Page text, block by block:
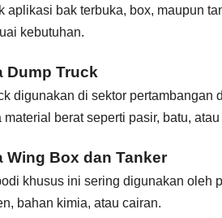
aplikasi bak terbuka, box, maupun
kebutuhan.
Dump Truck
digunakan di sektor pertambangan
material berat seperti pasir, batu, atau
Wing Box dan Tanker
khusus ini sering digunakan oleh
bahan kimia, atau cairan.